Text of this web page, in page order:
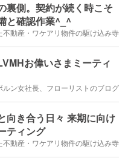
裏側。契約が続く時こそ
と確認作業^_^
不動産・ワケアリ物件の駆け込み寺
お偉いさまミーティ
ルン女社長、フローリストのブログ
向き合う日々 来期に向け
ティング
不動産・ワケアリ物件の駆け込み寺